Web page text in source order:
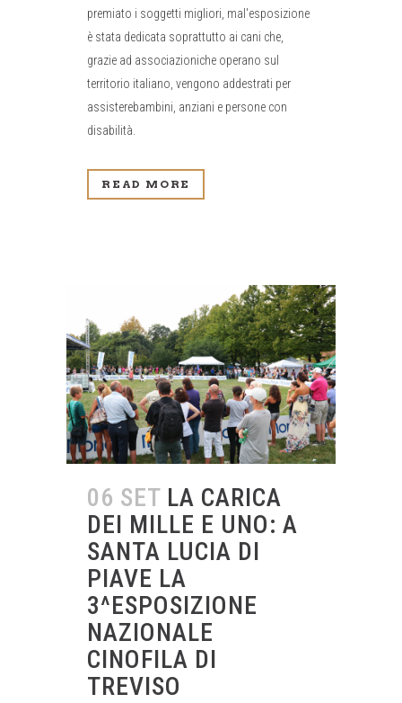
premiato i soggetti migliori, mal'esposizione
è stata dedicata soprattutto ai cani che,
grazie ad associazioniche operano sul
territorio italiano, vengono addestrati per
assisterebambini, anziani e persone con
disabilità.
READ MORE
06 SET LA CARICA
DEI MILLE E UNO: A
SANTA LUCIA DI
PIAVE LA
3^ESPOSIZIONE
NAZIONALE
CINOFILA DI
TREVISO